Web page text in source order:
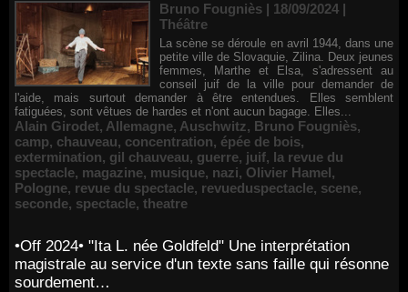
Bruno Fougniès | 18/09/2024 |
Théâtre
La scène se déroule en avril 1944, dans une
petite ville de Slovaquie, Zilina. Deux jeunes
femmes, Marthe et Elsa, s'adressent au
conseil juif de la ville pour demander de
l'aide, mais surtout demander à être entendues. Elles semblent
fatiguées, sont vêtues de hardes et n'ont aucun bagage. Elles...
Alain Girodet, Allemagne, Auschwitz, Bruno Fougniès,
camp, chauveau, concentration, épée de bois,
extermination, gil chauveau, guerre, juif, la revue du
spectacle, magazine, musique, nazi, Olivier Hamel,
Pologne, revue du spectacle, revueduspectacle, scene,
seconde, spectacle, theatre
•Off 2024• "Ita L. née Goldfeld" Une interprétation
magistrale au service d'un texte sans faille qui résonne
sourdement…